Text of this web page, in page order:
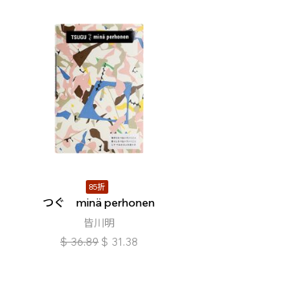
85折
つぐ minä perhonen
皆川明
$ 36.89 $ 31.38